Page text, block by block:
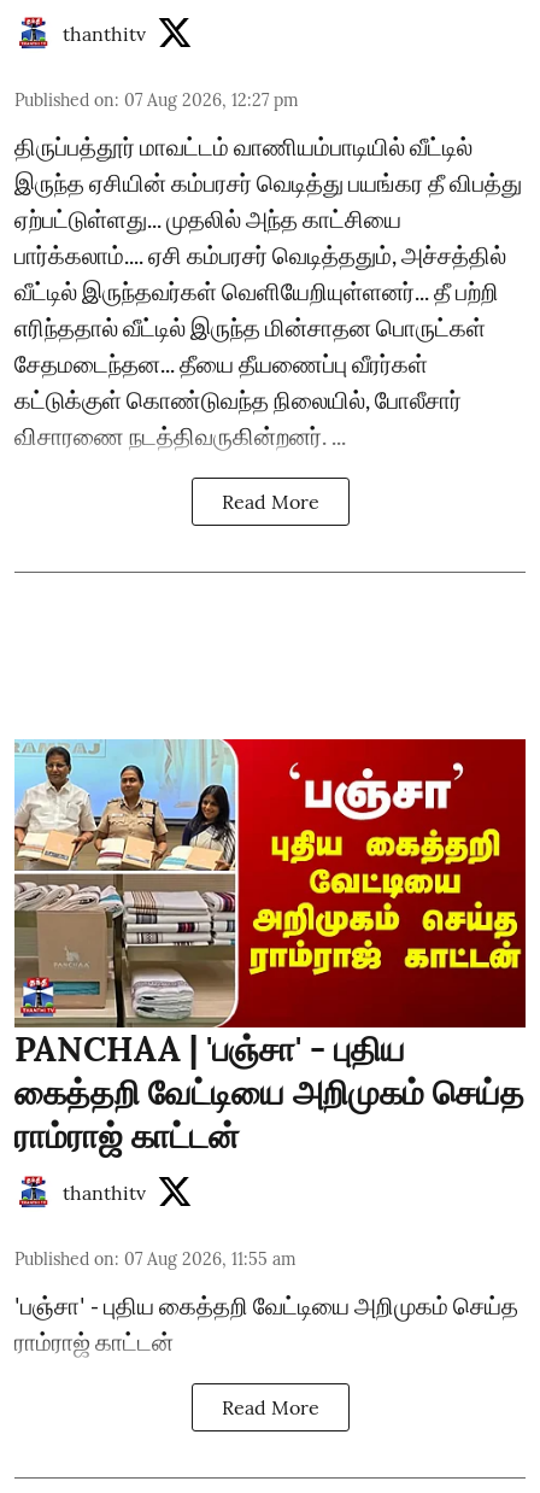
thanthitv
Published on: 07 Aug 2026, 12:27 pm
திருப்பத்தூர் மாவட்டம் வாணியம்பாடியில் வீட்டில்
இருந்த ஏசியின் கம்பரசர் வெடித்து பயங்கர தீ விபத்து
ஏற்பட்டுள்ளது... முதலில் அந்த காட்சியை
பார்க்கலாம்.... ஏசி கம்பரசர் வெடித்ததும், அச்சத்தில்
வீட்டில் இருந்தவர்கள் வெளியேறியுள்ளனர்... தீ பற்றி
எரிந்ததால் வீட்டில் இருந்த மின்சாதன பொருட்கள்
சேதமடைந்தன... தீயை தீயணைப்பு வீரர்கள்
கட்டுக்குள் கொண்டுவந்த நிலையில், போலீசார்
விசாரணை நடத்திவருகின்றனர். ...
Read More
PANCHAA | 'பஞ்சா' - புதிய
கைத்தறி வேட்டியை அறிமுகம் செய்த
ராம்ராஜ் காட்டன்
thanthitv
Published on: 07 Aug 2026, 11:55 am
'பஞ்சா' - புதிய கைத்தறி வேட்டியை அறிமுகம் செய்த
ராம்ராஜ் காட்டன்
Read More